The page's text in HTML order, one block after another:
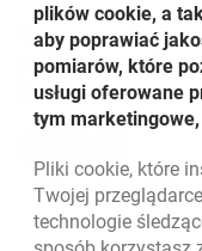
Regulamin
pod linkiem:
Udostępnij
otwiera się w nowej
otwiera się w
otwiera się
Powrót do listy
plików cookie, a
aby poprawiać
pomiarów, które
usługi oferowane
tym
Pliki cookie, które
Twojej
technologie